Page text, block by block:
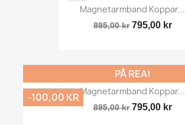
Magnetarmband Koppar...
895,00 kr 795,00 kr
Magnetarmband Koppar...
895,00 kr 795,00 kr
PÅ REA!
-100,00 KR